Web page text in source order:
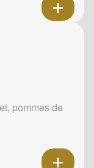
pommes de